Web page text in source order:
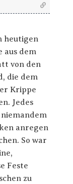
heutigen
aus dem
von den
die dem
Krippe
Jedes
anregen
So war
Feste
zu